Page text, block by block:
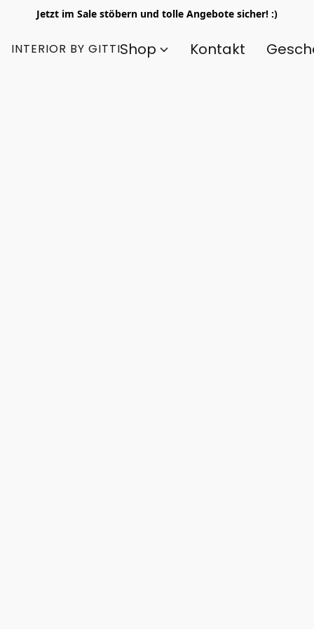
Jetzt im Sale stöbern und tolle Angebote sicher! :)
INTERIOR BY GITTIShop Kontakt